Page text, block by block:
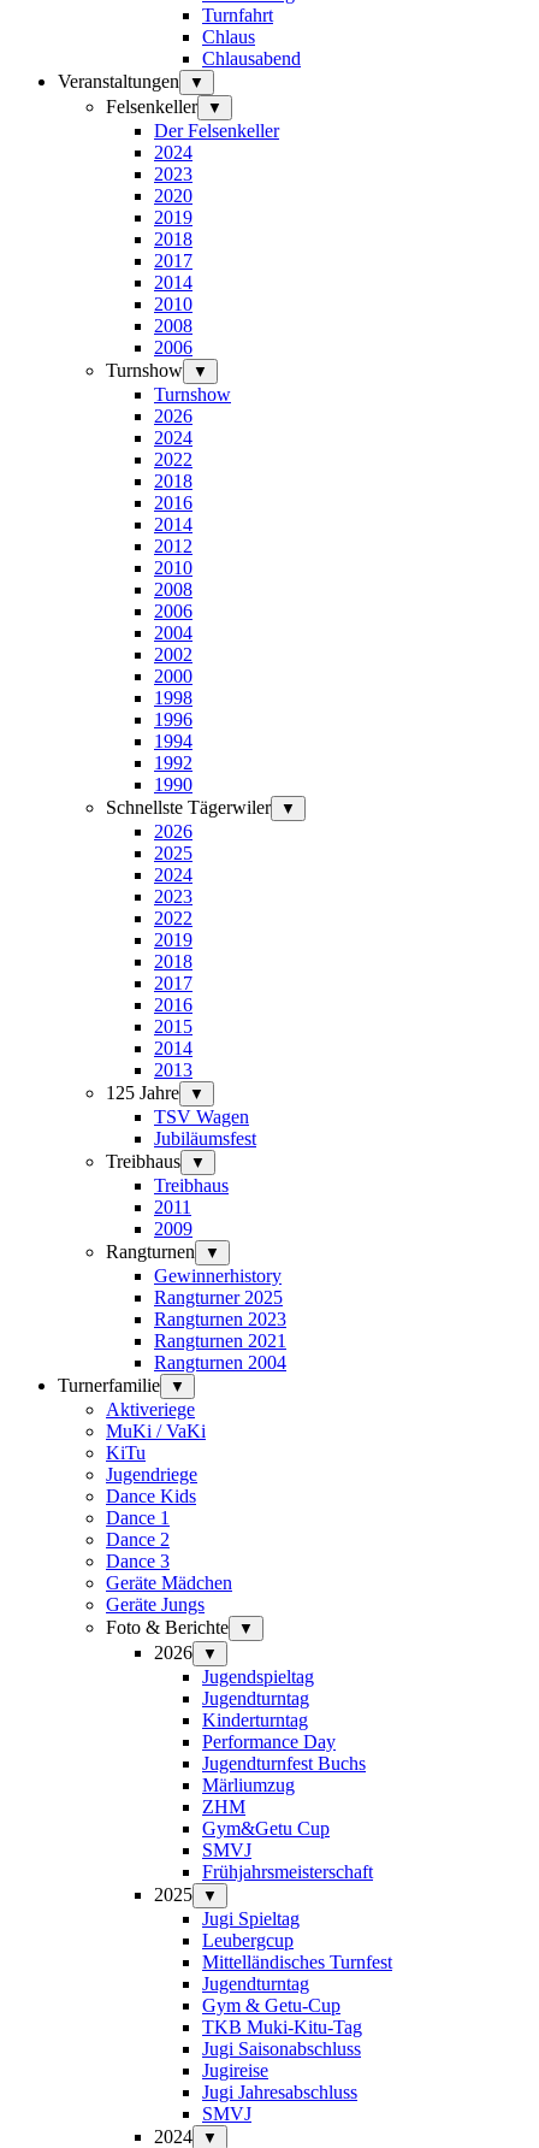
Turnfahrt
Chlaus
Chlausabend
Veranstaltungen
▼
Felsenkeller ▼
Der Felsenkeller
2024
2023
2020
2019
2018
2017
2014
2010
2008
2006
Turnshow
▼
Turnshow
2026
2024
2022
2018
2016
2014
2012
2010
2008
2006
2004
2002
2000
1998
1996
1994
1992
1990
Schnellste Tägerwiler
▼
2026
2025
2024
2023
2022
2019
2018
2017
2016
2015
2014
2013
125 Jahre
▼
TSV Wagen
Jubiläumsfest
Treibhaus
▼
Treibhaus
2011
2009
Rangturnen
▼
Gewinnerhistory
Rangturner 2025
Rangturnen 2023
Rangturnen 2021
Rangturnen 2004
Turnerfamilie
▼
Aktiveriege
MuKi / VaKi
KiTu
Jugendriege
Dance Kids
Dance 1
Dance 2
Dance 3
Geräte Mädchen
Geräte Jungs
Foto & Berichte
▼
2026 ▼
Jugendspieltag
Jugendturntag
Kinderturntag
Performance Day
Jugendturnfest Buchs
Märliumzug
ZHM
Gym&Getu Cup
SMVJ
Frühjahrsmeisterschaft
2025
▼
Jugi Spieltag
Leubergcup
Mittelländisches Turnfest
Jugendturntag
Gym & Getu-Cup
TKB Muki-Kitu-Tag
Jugi Saisonabschluss
Jugireise
Jugi Jahresabschluss
SMVJ
2024
▼